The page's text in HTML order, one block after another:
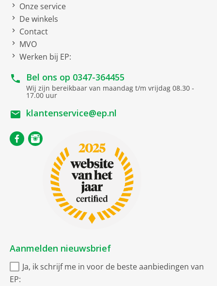
Draairichting deur
Verwisselbare
deurophanging
Draairichting deur rechts
EU21 EU-label koelapparatuur 2019/2016
Energie-efficiëntieklasse
Energieklasse D
Totale inhoud vriesvakken
Geluidsniveau
34 dB
Geluidsniveauklasse
B
Totale inhoud
koelgedeelte(s
174 liter
Gezamenlijke netto inhoud
koelen en vriezen
Go Green criteria
Onze service
De winkels
Contact
MVO
Werken bij EP:
Bel ons op 0347-364455
Wij zijn bereikbaar van maandag t/m vrijdag 08.30 -
17.00 uur
klantenservice@ep.nl
Aanmelden nieuwsbrief
Ja, ik schrijf me in voor de beste aanbiedingen van
EP: